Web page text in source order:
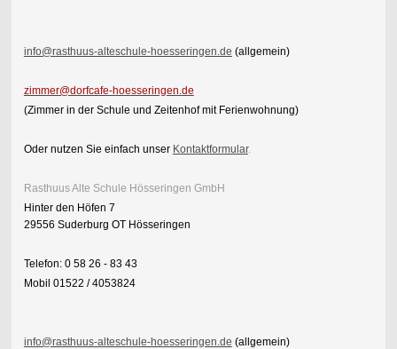
info@rasthuus-alteschule-hoesseringen.de (allgemein)
zimmer@dorfcafe-hoesseringen.de
(Zimmer in der Schule und Zeitenhof mit Ferienwohnung)
Oder nutzen Sie einfach unser Kontaktformular.
Rasthuus Alte Schule Hösseringen GmbH
Hinter den Höfen 7
29556 Suderburg OT Hösseringen
Telefon: 0 58 26 - 83 43
Mobil 01522 / 4053824
info@rasthuus-alteschule-hoesseringen.de (allgemein)